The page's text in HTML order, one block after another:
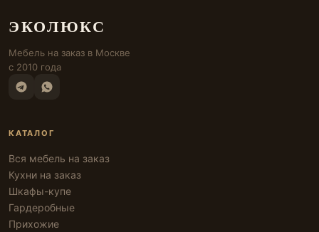
ЭКОЛЮКС
Мебель на заказ в Москве
с 2010 года
КАТАЛОГ
Вся мебель на заказ
Кухни на заказ
Шкафы-купе
Гардеробные
Прихожие